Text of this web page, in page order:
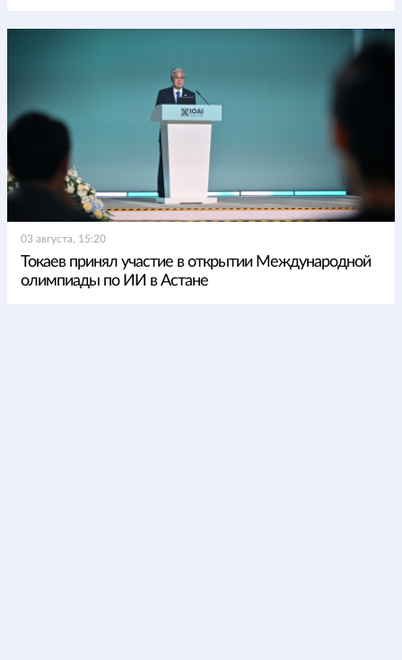
03 августа, 15:20
Токаев принял участие в открытии Международной
олимпиады по ИИ в Астане